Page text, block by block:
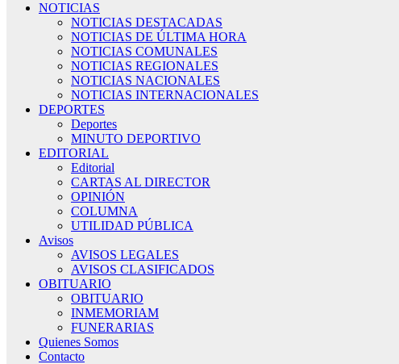
NOTICIAS
NOTICIAS DESTACADAS
NOTICIAS DE ÚLTIMA HORA
NOTICIAS COMUNALES
NOTICIAS REGIONALES
NOTICIAS NACIONALES
NOTICIAS INTERNACIONALES
DEPORTES
Deportes
MINUTO DEPORTIVO
EDITORIAL
Editorial
CARTAS AL DIRECTOR
OPINIÓN
COLUMNA
UTILIDAD PÚBLICA
Avisos
AVISOS LEGALES
AVISOS CLASIFICADOS
OBITUARIO
OBITUARIO
INMEMORIAM
FUNERARIAS
Quienes Somos
Contacto